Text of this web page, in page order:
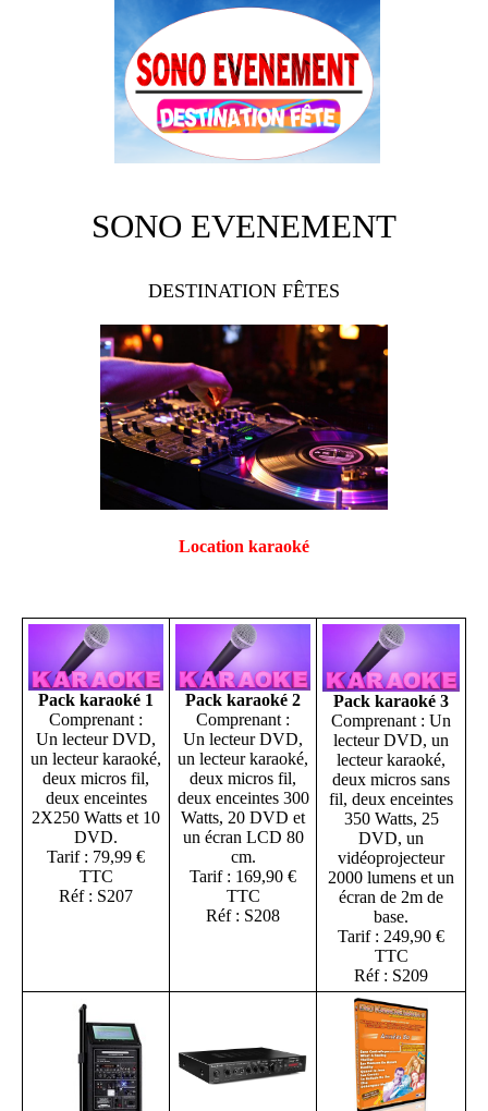
SONO EVENEMENT
DESTINATION FÊTES
Location karaoké
Pack karaoké 1
Comprenant :
Un lecteur DVD,
un lecteur karaoké,
deux micros fil,
deux enceintes
2X250 Watts et 10
DVD.
Tarif : 79,99 €
TTC
Réf : S207
Pack karaoké 2
Comprenant :
Un lecteur DVD,
un lecteur karaoké,
deux micros fil,
deux enceintes 300
Watts, 20 DVD et
un écran LCD 80
cm.
Tarif : 169,90 €
TTC
Réf : S208
Pack karaoké 3
Comprenant : Un
lecteur DVD, un
lecteur karaoké,
deux micros sans
fil, deux enceintes
350 Watts, 25
DVD, un
vidéoprojecteur
2000 lumens et un
écran de 2m de
base.
Tarif : 249,90 €
TTC
Réf : S209